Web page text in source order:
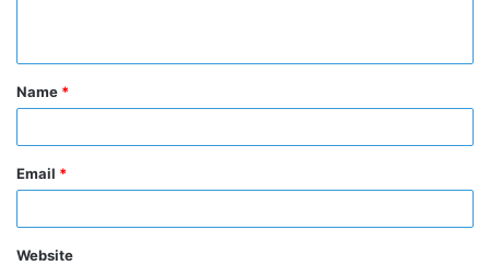
t
*
Name *
Email *
Website